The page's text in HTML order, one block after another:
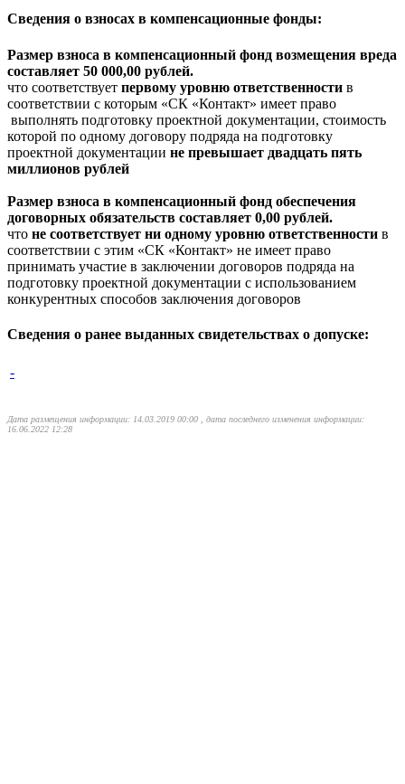
Сведения о взносах в компенсационные фонды:
Размер взноса в компенсационный фонд возмещения вреда
составляет 50 000,00 рублей.
что соответствует первому уровню ответственности в
соответствии с которым «СК «Контакт» имеет право
выполнять подготовку проектной документации, стоимость
которой по одному договору подряда на подготовку
проектной документации не превышает двадцать пять
миллионов рублей
Размер взноса в компенсационный фонд обеспечения
договорных обязательств составляет 0,00 рублей.
что не соответствует ни одному уровню ответственности в
соответствии с этим «СК «Контакт» не имеет право
принимать участие в заключении договоров подряда на
подготовку проектной документации с использованием
конкурентных способов заключения договоров
Сведения о ранее выданных свидетельствах о допуске:
-
Дата размещения информации: 14.03.2019 00:00 , дата последнего изменения информации:
16.06.2022 12:28